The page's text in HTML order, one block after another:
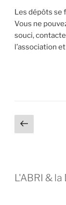
Les dépôts se
Vous ne
souci,
l’association
L'ABRI &